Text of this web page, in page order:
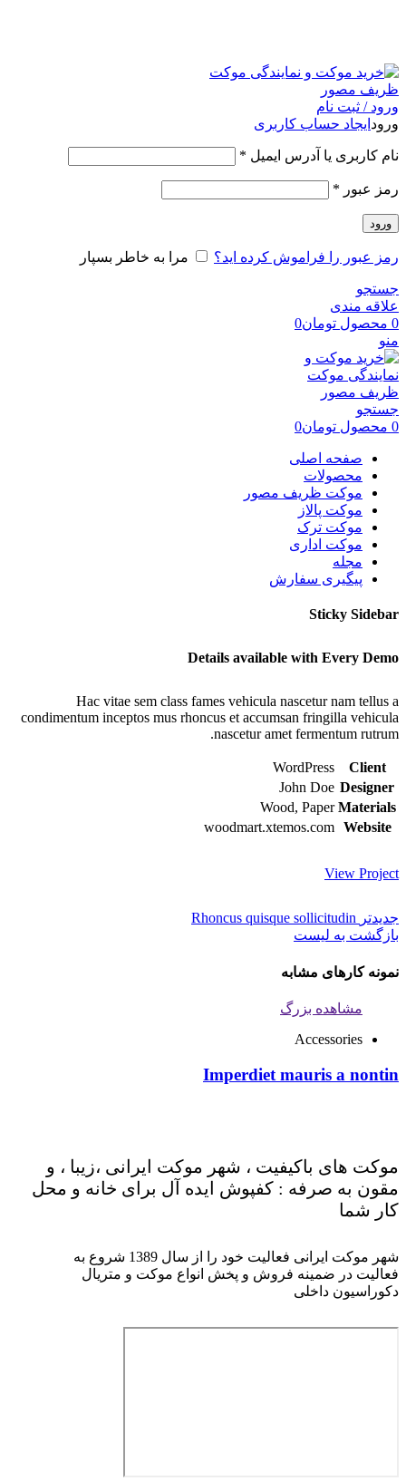
ورود / ثبت نام
ورود ایجاد حساب کاربری
نام کاربری یا آدرس ایمیل *
رمز عبور *
ورود
رمز عبور را فراموش کرده اید؟ مرا به خاطر بسپار
جستجو
علاقه مندی
0 محصول تومان0
منو
جستجو
0 محصول تومان0
صفحه اصلی
محصولات
موکت ظریف مصور
موکت پالاز
موکت ترک
موکت اداری
مجله
پیگیری سفارش
Sticky Sidebar
Details available with Every Demo
Hac vitae sem class fames vehicula nascetur nam tellus a
condimentum inceptos mus rhoncus et accumsan fringilla vehicula
nascetur amet fermentum rutrum.
Client
WordPress
Designer
John Doe
Materials
Wood, Paper
Website
woodmart.xtemos.com
View Project
جدیدتر Rhoncus quisque sollicitudin
بازگشت به لیست
نمونه کارهای مشابه
مشاهده بزرگ
Accessories
Imperdiet mauris a nontin
موکت های باکیفیت ، شهر موکت ایرانی ،زیبا ، و
مقون به صرفه : کفپوش ایده آل برای خانه و محل
کار شما
شهر موکت ایرانی فعالیت خود را از سال 1389 شروع به
فعالیت در ضمینه فروش و پخش انواع موکت و متریال
دکوراسیون داخلی